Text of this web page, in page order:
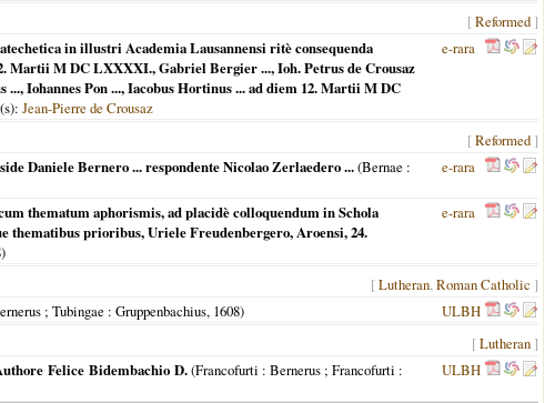
[Reformed ]
in illustri Academia Lausannensi ritè consequenda
Martii M DC LXXXXI., Gabriel Bergier ..., Ioh. Petrus de Crousaz
Iohannes Pon ..., Iacobus Hortinus ... ad diem 12. Martii M DC
Jean-Pierre de Crousaz
e-rara
[Reformed ]
Daniele Bernero ... respondente Nicolao Zerlaedero ...(Bernae :
e-rara
thematum aphorismis, ad placidè colloquendum in Schola
thematibus prioribus, Uriele Freudenbergero, Aroensi, 24.
)
e-rara
[Lutheran,Roman Catholic ]
; Tubingae : Gruppenbachius, 1608) ULBH
[Lutheran ]
Felice Bidembachio D.(Francofurti : Bernerus ; Francofurti :
ULBH